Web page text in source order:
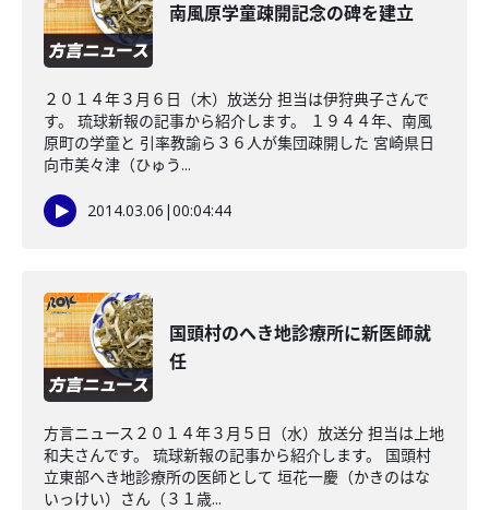
南風原学童疎開記念の碑を建立
２０１４年３月６日（木）放送分 担当は伊狩典子さんで
す。 琉球新報の記事から紹介します。 １９４４年、南風
原町の学童と 引率教諭ら３６人が集団疎開した 宮崎県日
向市美々津（ひゅう...
2014.03.06 |00:04:44
国頭村のへき地診療所に新医師就
任
方言ニュース２０１４年３月５日（水）放送分 担当は上地
和夫さんです。 琉球新報の記事から紹介します。 国頭村
立東部へき地診療所の医師として 垣花一慶（かきのはな
いっけい）さん（３１歳...